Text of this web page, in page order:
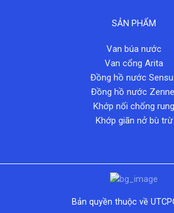
SẢN PHẨM
Van búa nước
Van cổng Arita
Đồng hồ nước
Đồng hồ nước
Khớp nối chống rung
Khớp giãn nở bù trừ
Bản quyền thuộc về